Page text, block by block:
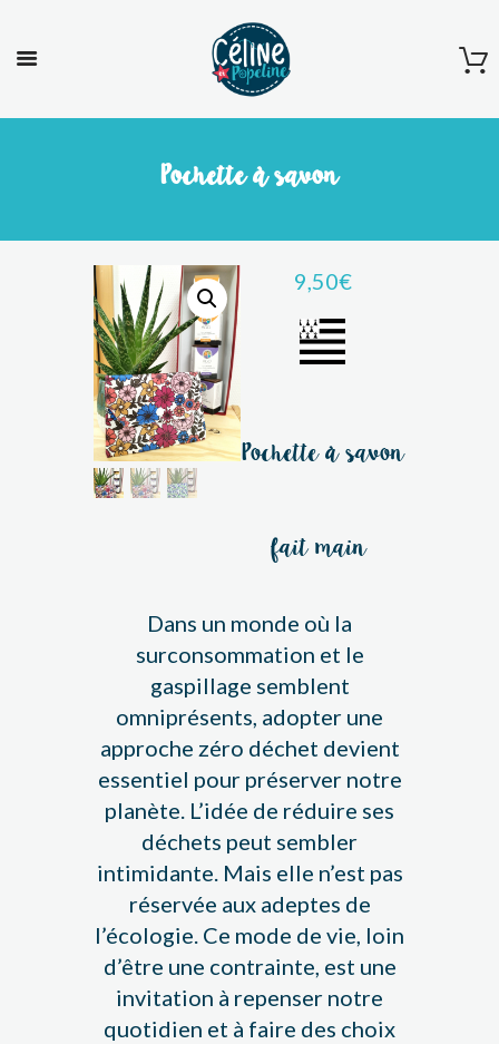
Pochette à savon
9,50€
Pochette à savon
fait main
Dans un monde où la
surconsommation et le
gaspillage semblent
omniprésents, adopter une
approche zéro déchet devient
essentiel pour préserver notre
planète. L’idée de réduire ses
déchets peut sembler
intimidante. Mais elle n’est pas
réservée aux adeptes de
l’écologie. Ce mode de vie, loin
d’être une contrainte, est une
invitation à repenser notre
quotidien et à faire des choix